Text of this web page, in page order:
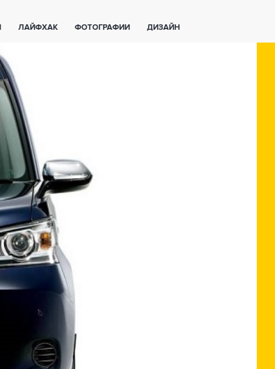
ЛАЙФХАК ФОТОГРАФИИ ДИЗАЙН